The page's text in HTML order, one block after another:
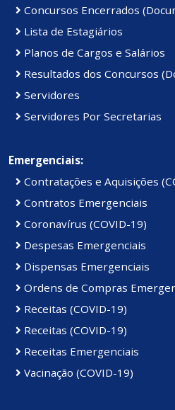
Concursos Encerrados
Lista de Estagiários
Planos de Cargos e Salários
Resultados dos Concursos
Servidores
Servidores Por Secretarias
Emergenciais:
Contratações e Aquisições
Contratos Emergenciais
Coronavírus (COVID-19)
Despesas Emergenciais
Dispensas Emergenciais
Ordens de Compras
Receitas (COVID-19)
Receitas (COVID-19)
Receitas Emergenciais
Vacinação (COVID-19)